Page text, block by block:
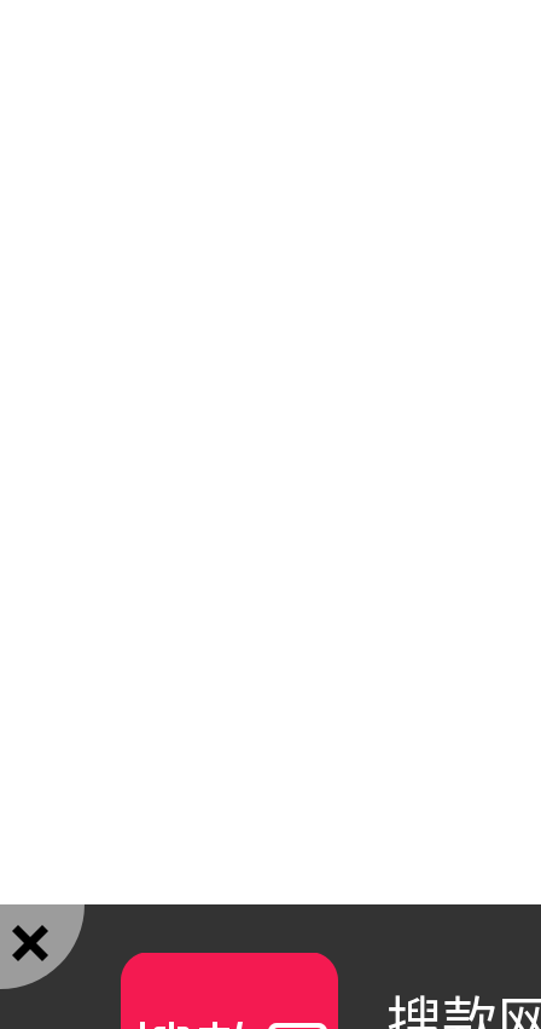
